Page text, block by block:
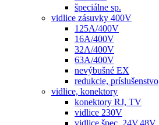
špeciálne sp.
vidlice zásuvky 400V
125A/400V
16A/400V
32A/400V
63A/400V
nevýbušné EX
redukcie, príslušenstvo
vidlice, konektory
konektory RJ, TV
vidlice 230V
vidlice špec. 24V,48V